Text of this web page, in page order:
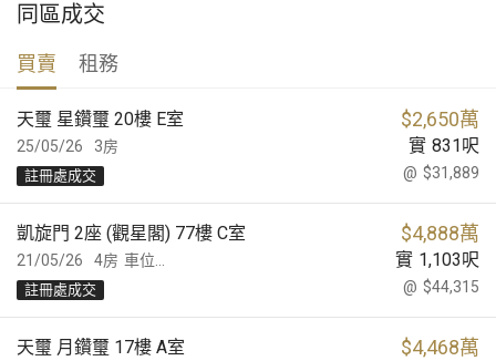
同區成交
買賣 租務
25/05/26
天璽 星鑽璽 20樓 E室 $2,650萬
實 831 呎
3房
@ $31,889
註冊處成交
21/05/26
凱旋門 2座 (觀星閣) 77樓 C室 $4,888萬
車位... 實 1,103呎
4房
@ $44,315
註冊處成交
天璽 月鑽璽 17樓 A室 $4,468萬